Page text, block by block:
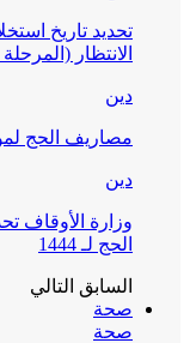
تحديد تاريخ
الانتظار (المرحلة
دين
مصاريف الحج لموسم
دين
وزارة الأوقاف
الحج لـ 1444
السابق التالي
صحة
صحة